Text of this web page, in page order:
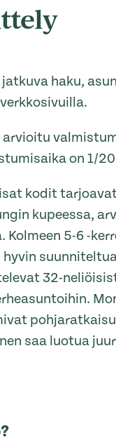
haku,
on 1/
kodit
kupeessa,
Kolmeen 5-6 -
hyvin
32-
saa luotua